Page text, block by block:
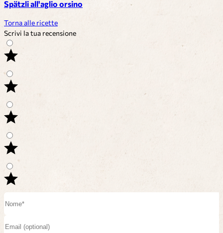
Spätzli all'aglio orsino
Torna alle ricette
Scrivi la tua recensione